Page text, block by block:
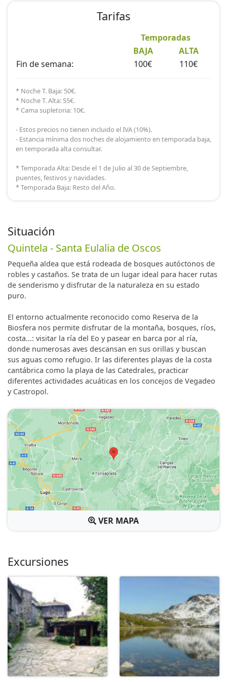
Situación
Quintela - Santa Eulalia de Oscos
Pequeña aldea que está rodeada de bosques autóctonos de
robles y castaños. Se trata de un lugar ideal para hacer rutas
de senderismo y disfrutar de la naturaleza en su estado
puro.
El entorno actualmente reconocido como Reserva de la
Biosfera nos permite disfrutar de la montaña, bosques, ríos,
costa...: visitar la ría del Eo y pasear en barca por al ría,
donde numerosas aves descansan en sus orillas y buscan
sus aguas como refugio. Ir las diferentes playas de la costa
cantábrica como la playa de las Catedrales, practicar
diferentes actividades acuáticas en los concejos de Vegadeo
y Castropol.
VER MAPA
Excursiones
Tarifas
Temporadas
BAJA
ALTA
Fin de semana:
100€ 110€
* Noche T. Baja: 50€.
* Noche T. Alta: 55€.
* Cama supletoria: 10€.
- Estos precios no tienen incluido el IVA (10%).
- Estancia mínima dos noches de alojamiento en temporada baja,
en temporada alta consultar.
* Temporada Alta: Desde el 1 de Julio al 30 de Septiembre,
puentes, festivos y navidades.
* Temporada Baja: Resto del Año.